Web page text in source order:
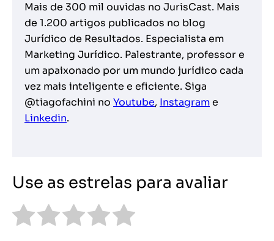
Mais de 300 mil ouvidas no JurisCast. Mais
de 1.200 artigos publicados no blog
Jurídico de Resultados. Especialista em
Marketing Jurídico. Palestrante, professor e
um apaixonado por um mundo jurídico cada
vez mais inteligente e eficiente. Siga
@tiagofachini no Youtube, Instagrame
Linkedin.
Use as estrelas para avaliar